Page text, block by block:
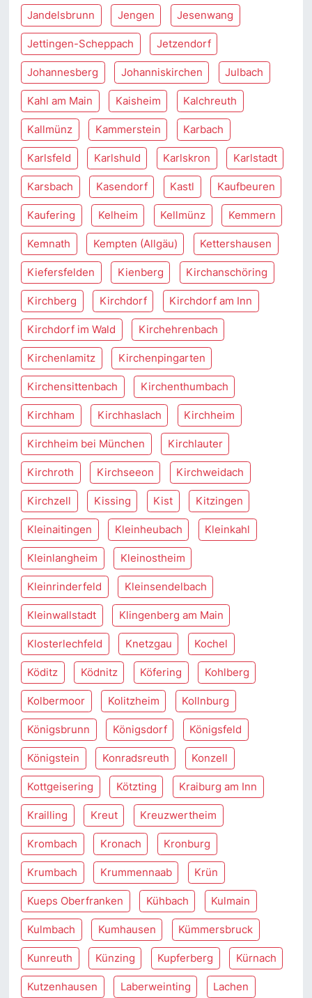
Jandelsbrunn Jengen Jesenwang
Jettingen-Scheppach Jetzendorf
Johannesberg Johanniskirchen Julbach
Kahl am Main Kaisheim Kalchreuth
Kallmünz Kammerstein Karbach
Karlsfeld Karlshuld Karlskron Karlstadt
Karsbach Kasendorf Kastl Kaufbeuren
Kaufering Kelheim Kellmünz Kemmern
Kemnath Kempten (Allgäu) Kettershausen
Kiefersfelden Kienberg Kirchanschöring
Kirchberg Kirchdorf Kirchdorf am Inn
Kirchdorf im Wald Kirchehrenbach
Kirchenlamitz Kirchenpingarten
Kirchensittenbach Kirchenthumbach
Kirchham Kirchhaslach Kirchheim
Kirchheim bei München Kirchlauter
Kirchroth Kirchseeon Kirchweidach
Kirchzell Kissing Kist Kitzingen
Kleinaitingen Kleinheubach Kleinkahl
Kleinlangheim Kleinostheim
Kleinrinderfeld Kleinsendelbach
Kleinwallstadt Klingenberg am Main
Klosterlechfeld Knetzgau Kochel
Köditz Ködnitz Köfering Kohlberg
Kolbermoor Kolitzheim Kollnburg
Königsbrunn Königsdorf Königsfeld
Königstein Konradsreuth Konzell
Kottgeisering Kötzting Kraiburg am Inn
Krailling Kreut Kreuzwertheim
Krombach Kronach Kronburg
Krumbach Krummennaab Krün
Kueps Oberfranken Kühbach Kulmain
Kulmbach Kumhausen Kümmersbruck
Kunreuth Künzing Kupferberg Kürnach
Kutzenhausen Laberweinting Lachen